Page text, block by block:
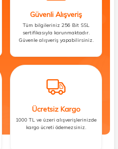
Güvenli Alışveriş
Tüm bilgileriniz 256 Bit SSL
sertifikasıyla korunmaktadır.
Güvenle alışveriş yapabilirsiniz.
Ücretsiz Kargo
1000 TL ve üzeri alışverişlerinizde
kargo ücreti ödemezsiniz.